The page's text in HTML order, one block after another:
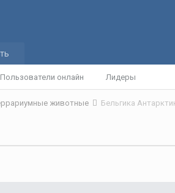
Пользователи онлайн Лидеры
животные Бельгика